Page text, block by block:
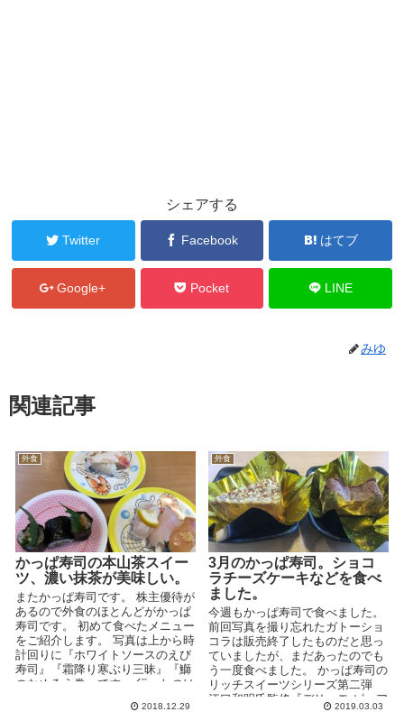
シェアする
Twitter Facebook はてブ
Google+ Pocket LINE
みゆ
関連記事
外食
かっぱ寿司の本山茶スイー
ツ、濃い抹茶が美味しい。
またかっぱ寿司です。 株主優待が
あるので外食のほとんどがかっぱ
寿司です。 初めて食べたメニュー
をご紹介します。 写真は上から時
計回りに『ホワイトソースのえび
寿司』『霜降り寒ぶり三昧』『鰤
のなめろう巻』です。 行ったのは
2018.12.29
外食
3月のかっぱ寿司。ショコ
ラチーズケーキなどを食べ
ました。
今週もかっぱ寿司で食べました。
前回写真を撮り忘れたガトーショ
コラは販売終了したものだと思っ
ていましたが、まだあったのでも
う一度食べました。 かっぱ寿司の
リッチスイーツシリーズ第二弾
江口和明氏監修『デリーモ ピュア
2019.03.03